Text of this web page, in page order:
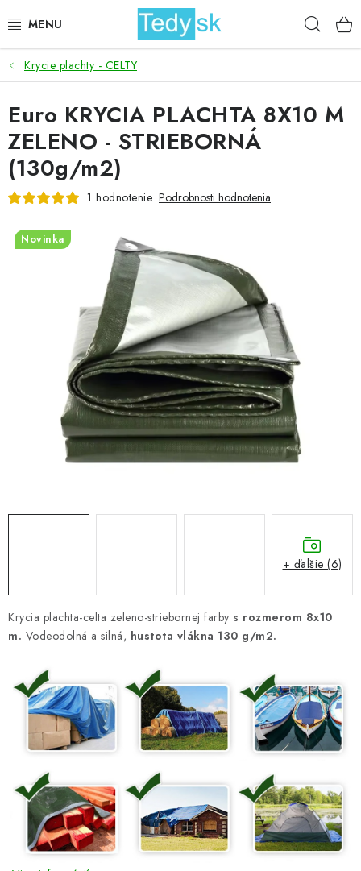
na
BICYKLE
ZÁHRADA
DOMÁCNOSŤ
ŠPORT
DETSKÉ POSTELE
AKCIOVÝ TOVAR
GALÉRIA OD ZÁKAZNÍKOV
KONTAKT
Kontakt
Krycie plachty - CELTY
Krycia plachta-celta zeleno-striebornej farby s rozmerom 8x10
m. Vodeodolná a silná, hustota vlákna 130 g/m2.
Euro KRYCIA PLACHTA 8X10 M
ZELENO - STRIEBORNÁ
(130g/m2)
1 hodnotenie Podrobnosti hodnotenia
Novinka
+ ďalšie (6)